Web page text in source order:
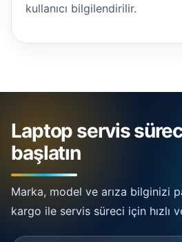
kullanıcı bilgilendirilir.
Laptop servis
başlatın
Marka, model ve arıza bilginizi
kargo ile servis süreci için hızlı